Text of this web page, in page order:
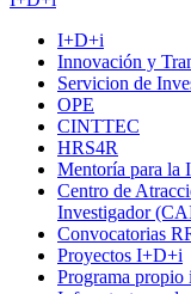
I+D+i
Innovación y
Servicion de
OPE
CINTTEC
HRS4R
Mentoría para la
Centro de
Investigador
Convocatorias
Proyectos I+D+i
Programa propio